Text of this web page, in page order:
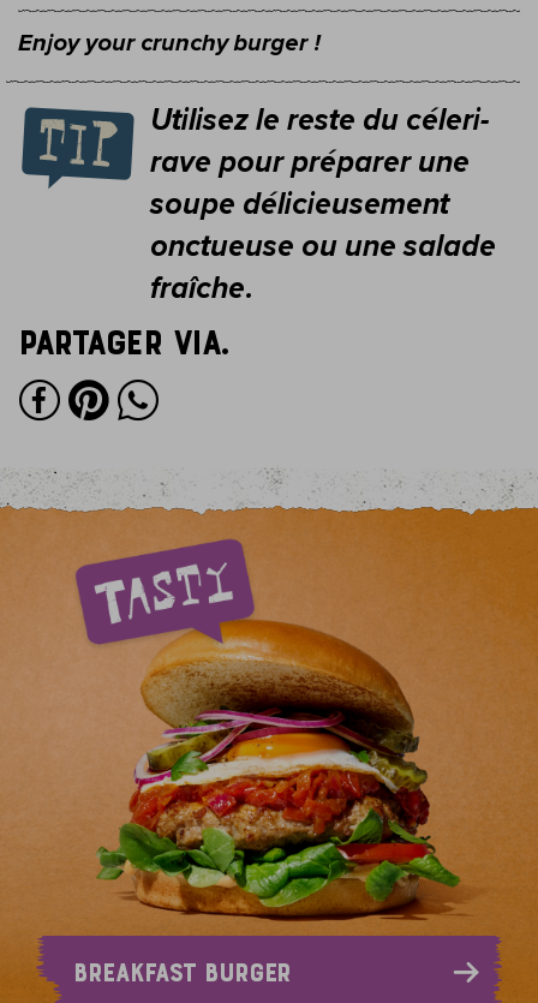
Enjoy your crunchy burger !
Utilisez le reste du céleri-
rave pour préparer une
soupe délicieusement
onctueuse ou une salade
fraîche.
Partager via.
BREAKFAST BURGER